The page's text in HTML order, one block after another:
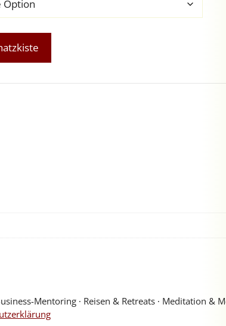
Mentoring ∙ Reisen & Retreats ∙ Meditation &